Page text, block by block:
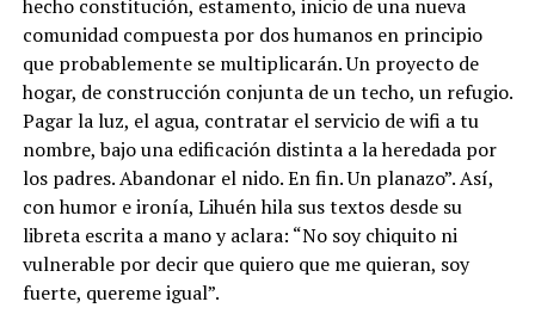
hecho constitución, estamento, inicio de una nueva
comunidad compuesta por dos humanos en principio
que probablemente se multiplicarán. Un proyecto de
hogar, de construcción conjunta de un techo, un refugio.
Pagar la luz, el agua, contratar el servicio de wifi a tu
nombre, bajo una edificación distinta a la heredada por
los padres. Abandonar el nido. En fin. Un planazo”. Así,
con humor e ironía, Lihuén hila sus textos desde su
libreta escrita a mano y aclara: “No soy chiquito ni
vulnerable por decir que quiero que me quieran, soy
fuerte, quereme igual”.